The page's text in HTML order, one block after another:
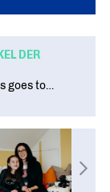
DER
goes to…